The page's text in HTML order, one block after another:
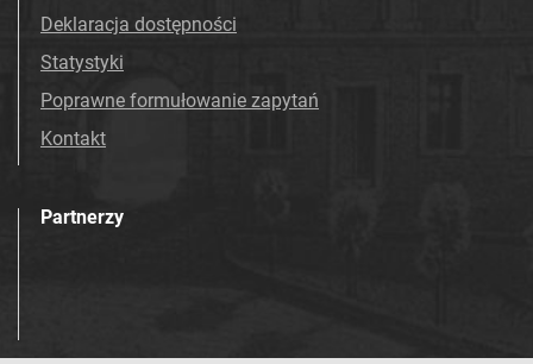
Deklaracja dostępności
Statystyki
Poprawne formułowanie zapytań
Kontakt
Partnerzy